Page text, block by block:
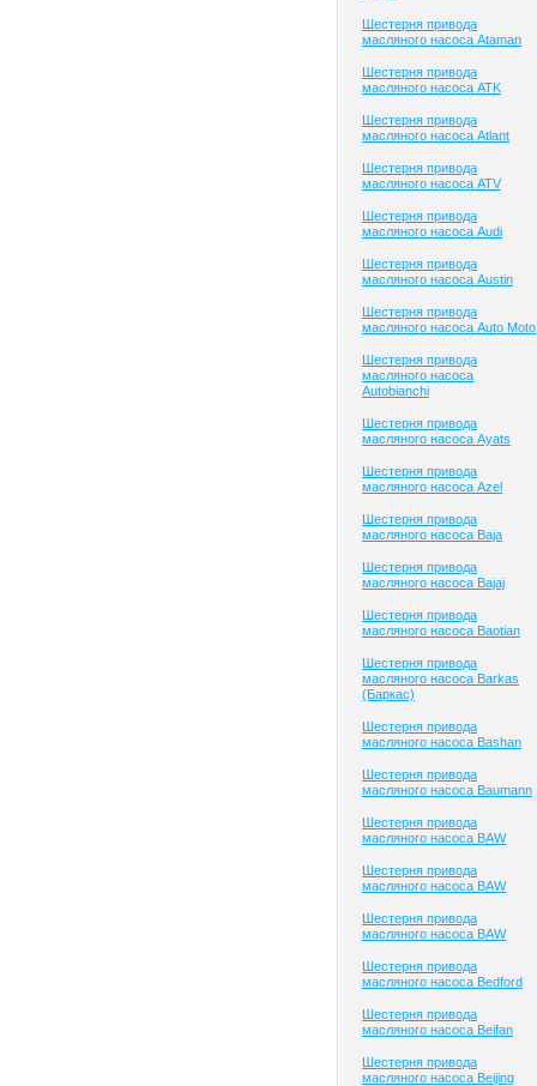
Шестерня привода
масляного насоса Ataman
Шестерня привода
масляного насоса ATK
Шестерня привода
масляного насоса Atlant
Шестерня привода
масляного насоса ATV
Шестерня привода
масляного насоса Audi
Шестерня привода
масляного насоса Austin
Шестерня привода
масляного насоса Auto Moto
Шестерня привода
масляного насоса
Autobianchi
Шестерня привода
масляного насоса Ayats
Шестерня привода
масляного насоса Azel
Шестерня привода
масляного насоса Baja
Шестерня привода
масляного насоса Bajaj
Шестерня привода
масляного насоса Baotian
Шестерня привода
масляного насоса Barkas
(Баркас)
Шестерня привода
масляного насоса Bashan
Шестерня привода
масляного насоса Baumann
Шестерня привода
масляного насоса BAW
Шестерня привода
масляного насоса BAW
Шестерня привода
масляного насоса BAW
Шестерня привода
масляного насоса Bedford
Шестерня привода
масляного насоса Beifan
Шестерня привода
масляного насоса Beijing